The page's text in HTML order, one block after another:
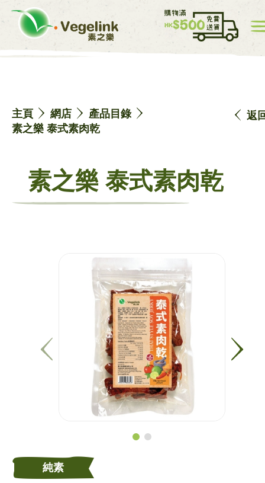
素之樂素食料理
愛心飯盒
食譜
主頁 網店
產品目錄
素之樂 泰式素肉乾
返
素之樂 泰式素肉乾
純素